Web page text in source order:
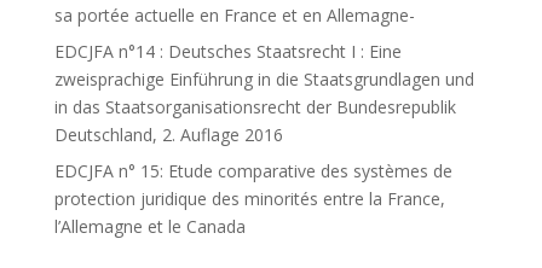
sa portée actuelle en France et en Allemagne-
EDCJFA n°14 : Deutsches Staatsrecht I : Eine
zweisprachige Einführung in die Staatsgrundlagen und
in das Staatsorganisationsrecht der Bundesrepublik
Deutschland, 2. Auflage 2016
EDCJFA n° 15: Etude comparative des systèmes de
protection juridique des minorités entre la France,
l’Allemagne et le Canada